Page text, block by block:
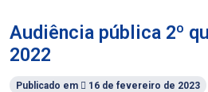
Audiência pública 2º
2022
Publicado em 16 de fevereiro de 2023